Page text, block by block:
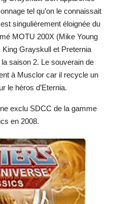
tel qu’on le connaissait
singulièrement éloignée du
MOTU 200X (Mike Young
Grayskull et Preternia
saison 2. Le souverain de
à Musclor car il recycle un
le héros d’Eternia.
exclu SDCC de la gamme
en 2008.